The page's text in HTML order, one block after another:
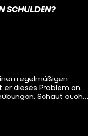
auf der Bühne
Beziehung
Coachin Dagma den
wie unsere
weiterhelfen können:
SCHULDEN?
regelmäßigen
dieses Problem an,
Schaut euch